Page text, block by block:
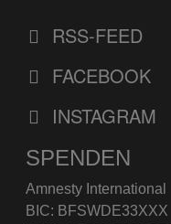
RSS-FEED
FACEBOOK
INSTAGRAM
SPENDEN
Amnesty International
BIC: BFSWDE33XXX